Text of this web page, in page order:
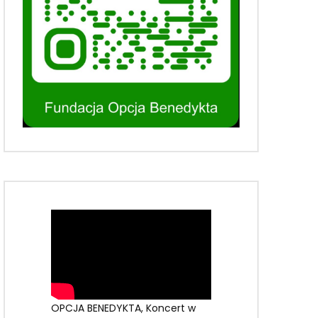
OPCJA BENEDYKTA, Koncert w